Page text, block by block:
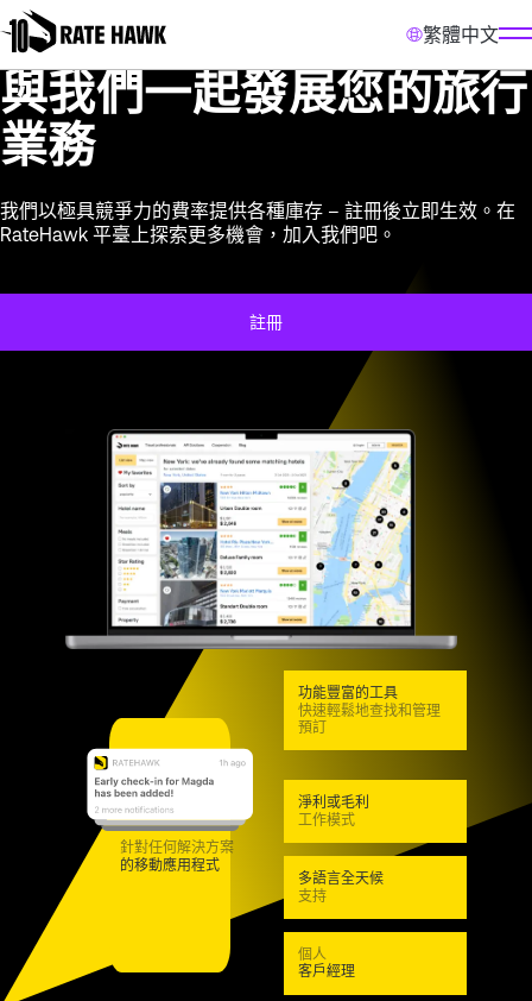
繁體中文
與我們一起發展您的旅行
業務
我們以極具競爭力的費率提供各種庫存 – 註冊後立即生效。在
RateHawk 平臺上探索更多機會，加入我們吧。
註冊
針對任何解決方案
的移動應用程式
功能豐富的工具
快速輕鬆地查找和管理
預訂
淨利或毛利
工作模式
多語言全天候
支持
個人
客戶經理